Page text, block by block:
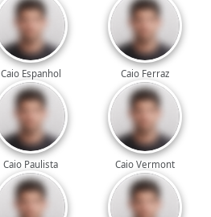
Caio Espanhol Caio Ferraz
Caio Paulista Caio Vermont